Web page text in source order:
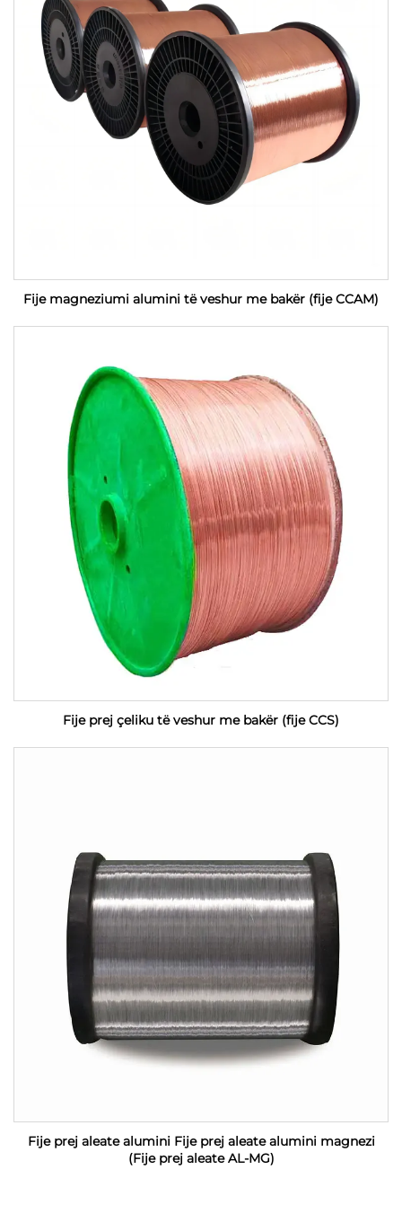
Fije magneziumi alumini të veshur me bakër (fije CCAM)
Fije prej çeliku të veshur me bakër (fije CCS)
Fije prej aleate alumini Fije prej aleate alumini magnezi
(Fije prej aleate AL-MG)